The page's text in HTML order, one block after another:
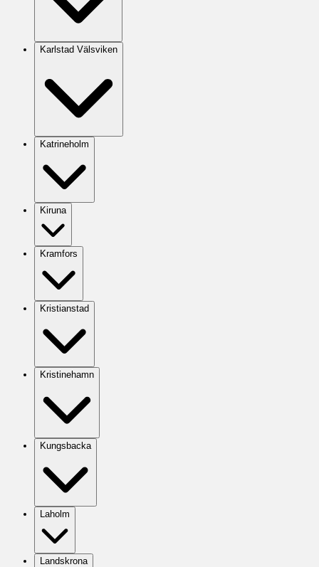
Karlstad Välsviken
Katrineholm
Kiruna
Kramfors
Kristianstad
Kristinehamn
Kungsbacka
Laholm
Landskrona